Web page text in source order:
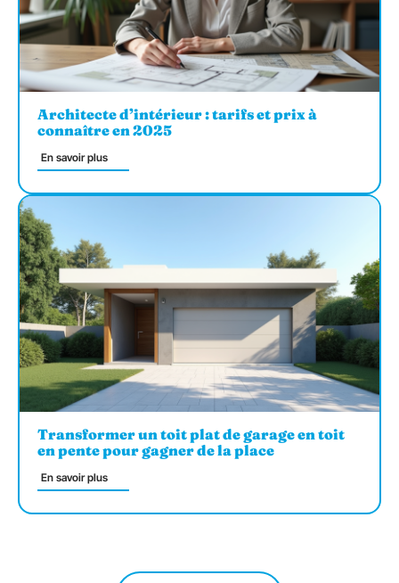
Architecte d’intérieur : tarifs et prix à
connaître en 2025
En savoir plus
Transformer un toit plat de garage en toit
en pente pour gagner de la place
En savoir plus